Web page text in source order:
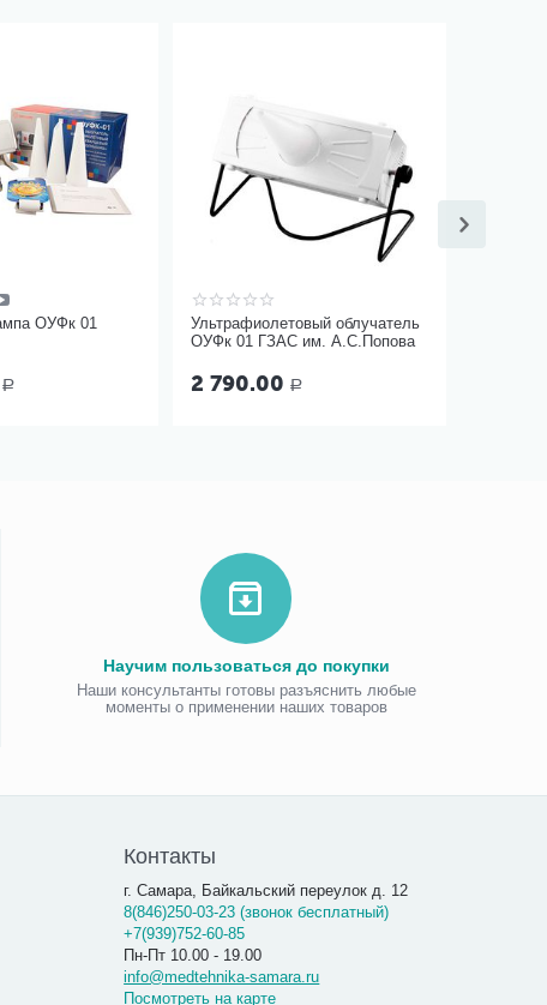
ОУФк 01
Р
Ультрафиолетовый облучатель
ОУФк 01 ГЗАС им. А.С.Попова
2 790.00 Р
Научим пользоваться до покупки
Наши консультанты готовы разъяснить любые
моменты о применении наших товаров
Контакты
г. Самара, Байкальский переулок д. 12
8(846)250-03-23 (звонок бесплатный)
+7(939)752-60-85
Пн-Пт 10.00 - 19.00
info@medtehnika-samara.ru
Посмотреть на карте